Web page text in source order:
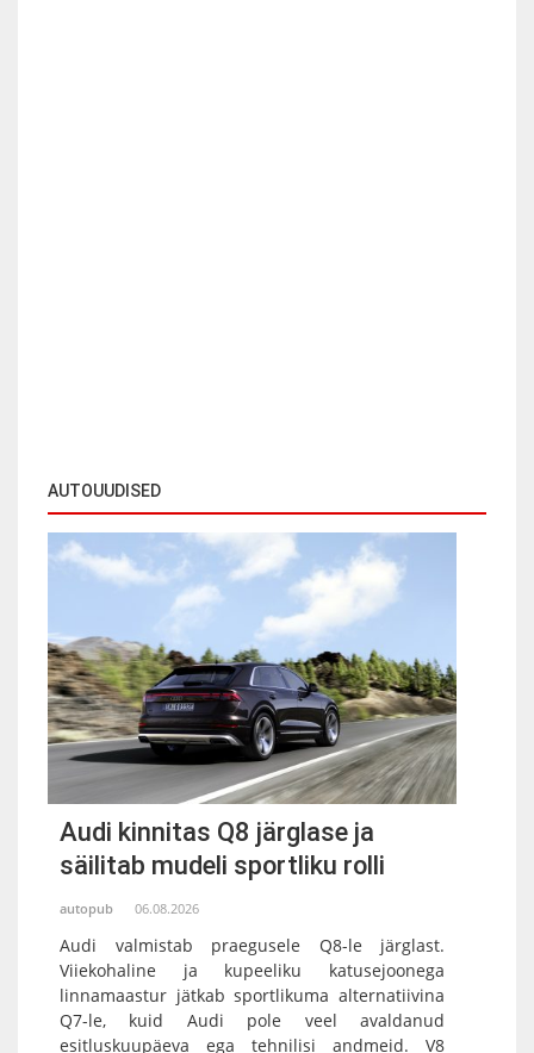
AUTOUUDISED
Audi kinnitas Q8 järglase ja
säilitab mudeli sportliku rolli
autopub 06.08.2026
Audi valmistab praegusele Q8-le järglast.
Viiekohaline ja kupeeliku katusejoonega
linnamaastur jätkab sportlikuma alternatiivina
Q7-le, kuid Audi pole veel avaldanud
esitluskuupäeva ega tehnilisi andmeid. V8